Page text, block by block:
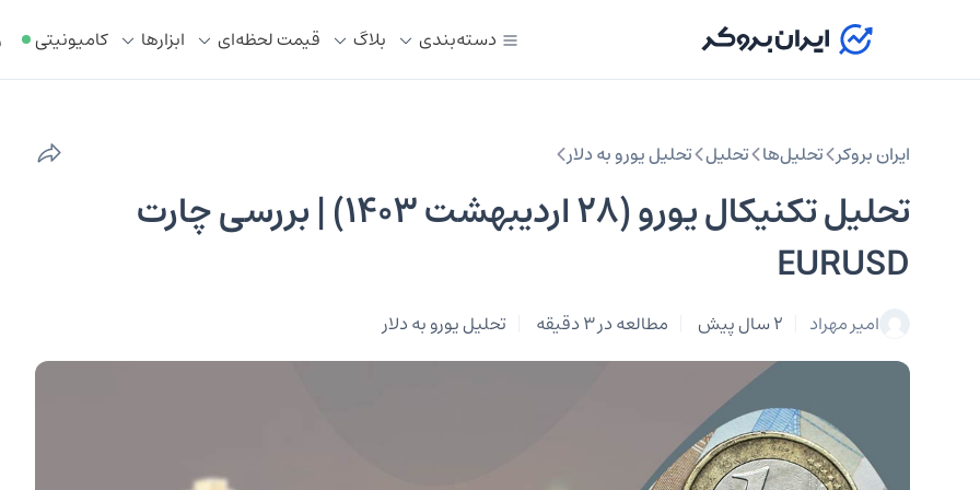
دسته‌بندی بلاگ قیمت لحظه‌ای ابزار‌ها کامیونیتی
ایران بروکر تحلیل‌ها تحلیل‌ تحلیل یورو به دلار
تحلیل تکنیکال یورو (۲۸ اردیبهشت ۱۴۰۳) | بررسی چارت
EURUSD
امیر مهراد 2 سال پیش مطالعه در 3 دقیقه تحلیل یورو به دلار